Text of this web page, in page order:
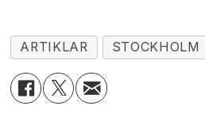
ARTIKLAR STOCKHOLM